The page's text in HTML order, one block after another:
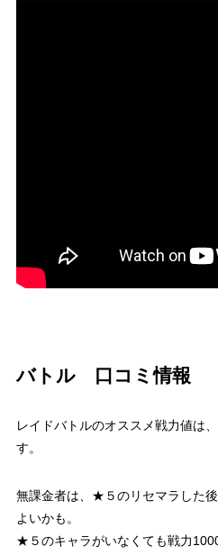
バトル 口コミ情報
レイドバトルのオススメ戦力値は
す。
無課金者は、★５のリセマラした
よいかも。
★５のキャラがいなくても戦力